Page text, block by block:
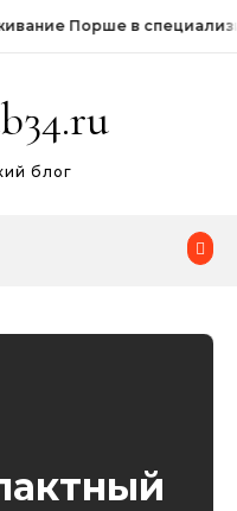
Порше в
блог